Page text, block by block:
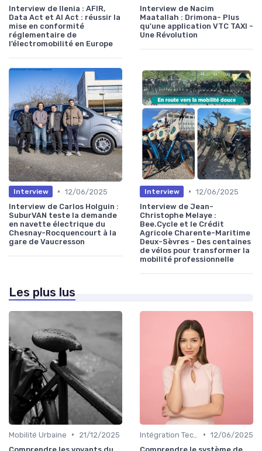
Interview de Ilenia : AFIR,
Data Act et AI Act : réussir la
mise en conformité
réglementaire de
l’électromobilité en Europe
Interview de Nacim
Maatallah : Drimona- Plus
qu'une application VTC TAXI -
Une Révolution
Interview • 12/06/2025
Interview de Carlos Holguin :
SuburVAN teste la demande
en navette électrique du
Chesnay-Rocquencourt à la
gare de Vaucresson
Interview • 12/06/2025
Interview de Jean-
Christophe Melaye :
Bee.Cycle et le Crédit
Agricole Charente-Maritime
Deux-Sèvres - Des centaines
de vélos pour transformer la
mobilité professionnelle
Les plus lus
Mobilité Urbaine •
21/12/2025
• 12/06/2025